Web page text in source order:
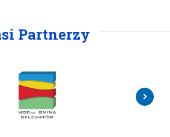
Partnerzy